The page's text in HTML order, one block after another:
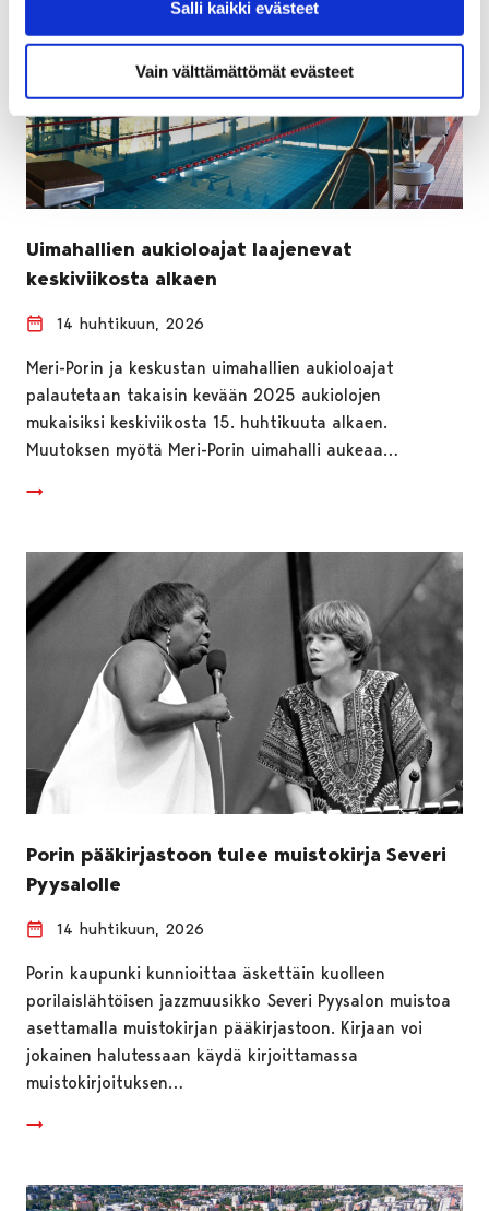
Salli kaikki evästeet
Vain välttämättömät evästeet
Uimahallien aukioloajat laajenevat
keskiviikosta alkaen
14 huhtikuun, 2026
Meri-Porin ja keskustan uimahallien aukioloajat
palautetaan takaisin kevään 2025 aukiolojen
mukaisiksi keskiviikosta 15. huhtikuuta alkaen.
Muutoksen myötä Meri-Porin uimahalli aukeaa…
Porin pääkirjastoon tulee muistokirja Severi
Pyysalolle
14 huhtikuun, 2026
Porin kaupunki kunnioittaa äskettäin kuolleen
porilaislähtöisen jazzmuusikko Severi Pyysalon muistoa
asettamalla muistokirjan pääkirjastoon. Kirjaan voi
jokainen halutessaan käydä kirjoittamassa
muistokirjoituksen…